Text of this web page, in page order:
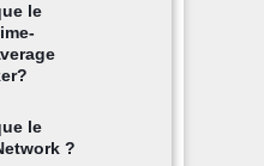
le
le
?